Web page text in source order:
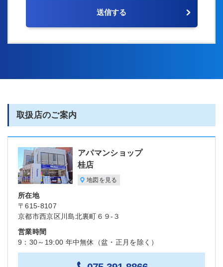
取扱店のご案内
アパマンショップ
桂店
地図を見る
所在地
〒615-8107
京都市西京区川島北裏町６９-３
営業時間
9：30～19:00 年中無休（盆・正月を除く）